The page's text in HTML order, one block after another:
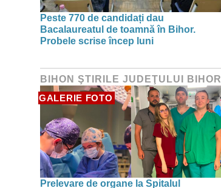
Peste 770 de candidați dau
Bacalaureatul de toamnă în Bihor.
Probele scrise încep luni
BIHON ŞTIRILE JUDEŢULUI BIHOR
GALERIE FOTO
Prelevare de organe la Spitalul